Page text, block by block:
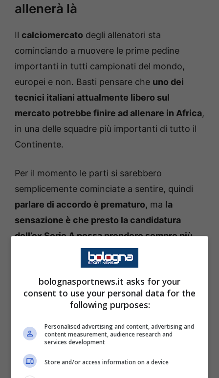
allenerà là
Il calciomercato degli allenatori sta
cominciando a muovere le prime pedine
importanti in tutti campionati del mondo,
europei e non. Basti pensare che uno dei
tecnici italiani attualmente libero sul
mercato potrebbe finire ad allenare in Africa,
in una delle squadre più importanti di tutto il
Continente.
Per il momento le parti si sarebbero
semplicemente cominciate a sentire, quindi
parlare di accordo è prematuro, ma la
sensazione è che presto la candidatura
dell’ex Serie A possa prendere sempre più
quota nelle preferenze della dirigenza
. Il sogno in realtà si chiamerebbe
José Mourinho, ma forse quella tricolore
potrebbe essere la soluzione migliore anche
per il tipo di strategia attuata, sportiva e non,
attuata dalla società nel corso delle ultime
stagioni.
Stando dunque a quanto riportato dai
bolognasportnews.it asks for your
consent to use your personal data for the
following purposes:
Personalised advertising and content, advertising and
content measurement, audience research and
services development
Store and/or access information on a device